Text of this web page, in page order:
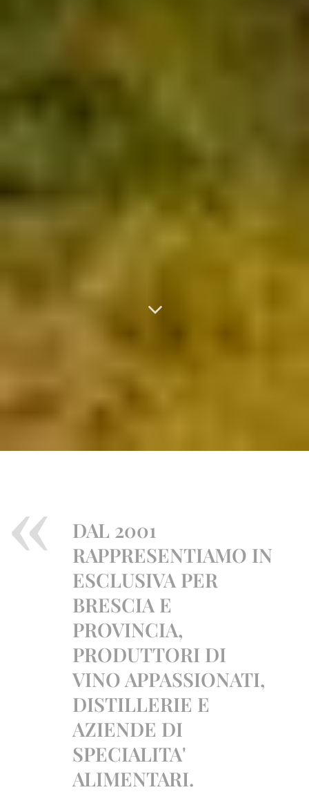
DAL 2001
RAPPRESENTIAMO IN
ESCLUSIVA PER
BRESCIA E
PROVINCIA,
PRODUTTORI DI
VINO APPASSIONATI,
DISTILLERIE E
AZIENDE DI
SPECIALITA'
ALIMENTARI.